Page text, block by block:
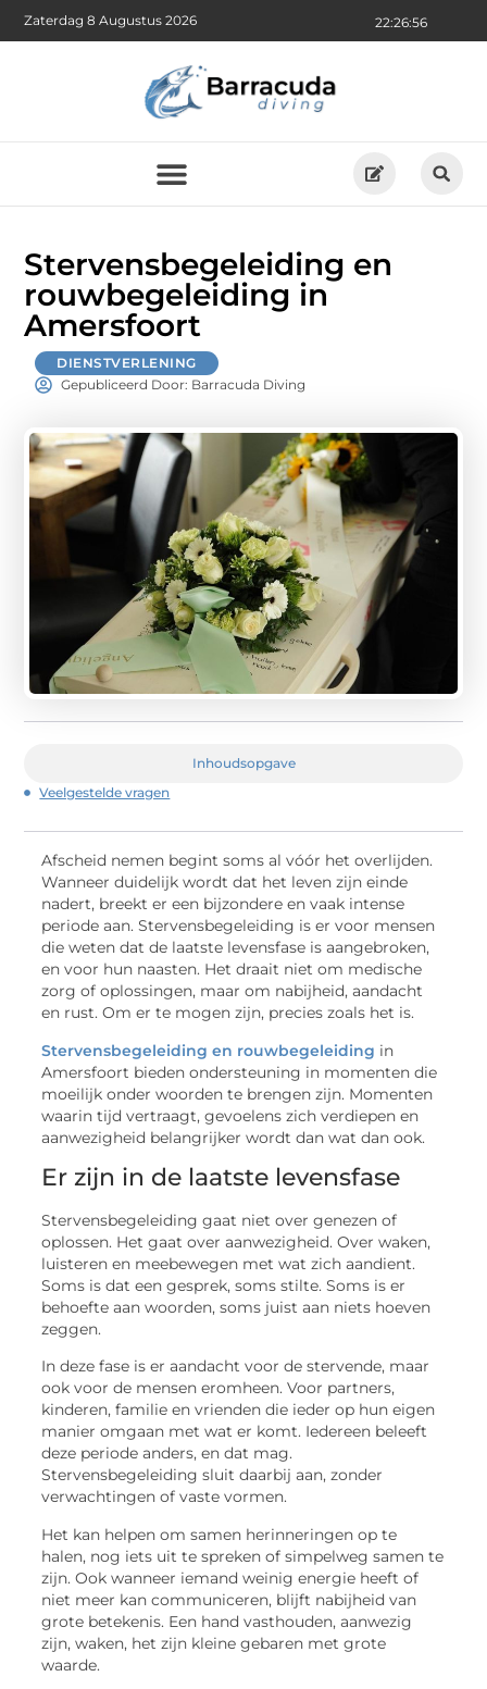
22:26:57
Zaterdag 8 Augustus 2026
Stervensbegeleiding en
rouwbegeleiding in
Amersfoort
DIENSTVERLENING
Gepubliceerd Door: Barracuda Diving
Inhoudsopgave
Veelgestelde vragen
Afscheid nemen begint soms al vóór het overlijden.
Wanneer duidelijk wordt dat het leven zijn einde
nadert, breekt er een bijzondere en vaak intense
periode aan. Stervensbegeleiding is er voor mensen
die weten dat de laatste levensfase is aangebroken,
en voor hun naasten. Het draait niet om medische
zorg of oplossingen, maar om nabijheid, aandacht
en rust. Om er te mogen zijn, precies zoals het is.
Stervensbegeleiding en rouwbegeleiding in
Amersfoort bieden ondersteuning in momenten die
moeilijk onder woorden te brengen zijn. Momenten
waarin tijd vertraagt, gevoelens zich verdiepen en
aanwezigheid belangrijker wordt dan wat dan ook.
Er zijn in de laatste levensfase
Stervensbegeleiding gaat niet over genezen of
oplossen. Het gaat over aanwezigheid. Over waken,
luisteren en meebewegen met wat zich aandient.
Soms is dat een gesprek, soms stilte. Soms is er
behoefte aan woorden, soms juist aan niets hoeven
zeggen.
In deze fase is er aandacht voor de stervende, maar
ook voor de mensen eromheen. Voor partners,
kinderen, familie en vrienden die ieder op hun eigen
manier omgaan met wat er komt. Iedereen beleeft
deze periode anders, en dat mag.
Stervensbegeleiding sluit daarbij aan, zonder
verwachtingen of vaste vormen.
Het kan helpen om samen herinneringen op te
halen, nog iets uit te spreken of simpelweg samen te
zijn. Ook wanneer iemand weinig energie heeft of
niet meer kan communiceren, blijft nabijheid van
grote betekenis. Een hand vasthouden, aanwezig
zijn, waken, het zijn kleine gebaren met grote
waarde.